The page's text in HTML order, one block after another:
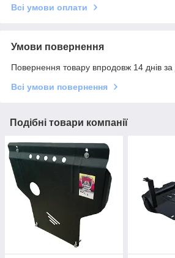
Всі умови оплати
Умови повернення
Повернення товару впродовж 14 днів
Всі умови повернення
Подібні товари компанії